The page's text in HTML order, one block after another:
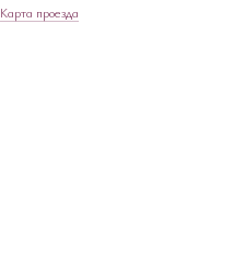
Карта проезда